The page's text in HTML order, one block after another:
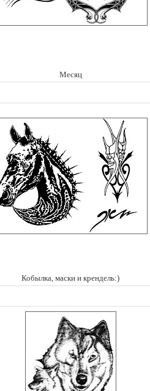
Месяц
Кобылка, маски и крендель:)